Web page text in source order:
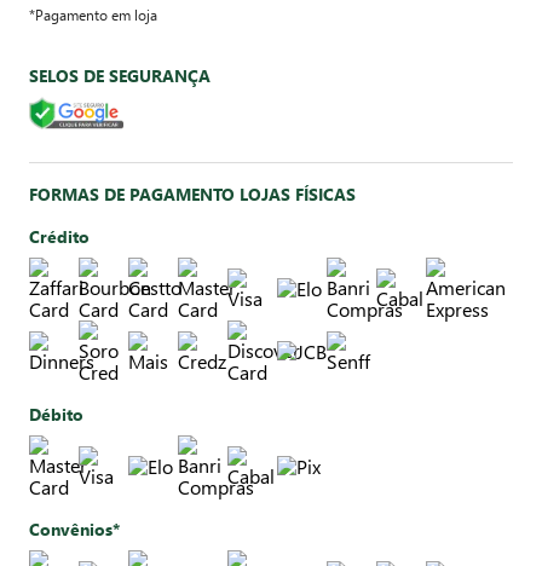
*Pagamento em loja
SELOS DE SEGURANÇA
FORMAS DE PAGAMENTO LOJAS FÍSICAS
Crédito
Débito
Convênios*